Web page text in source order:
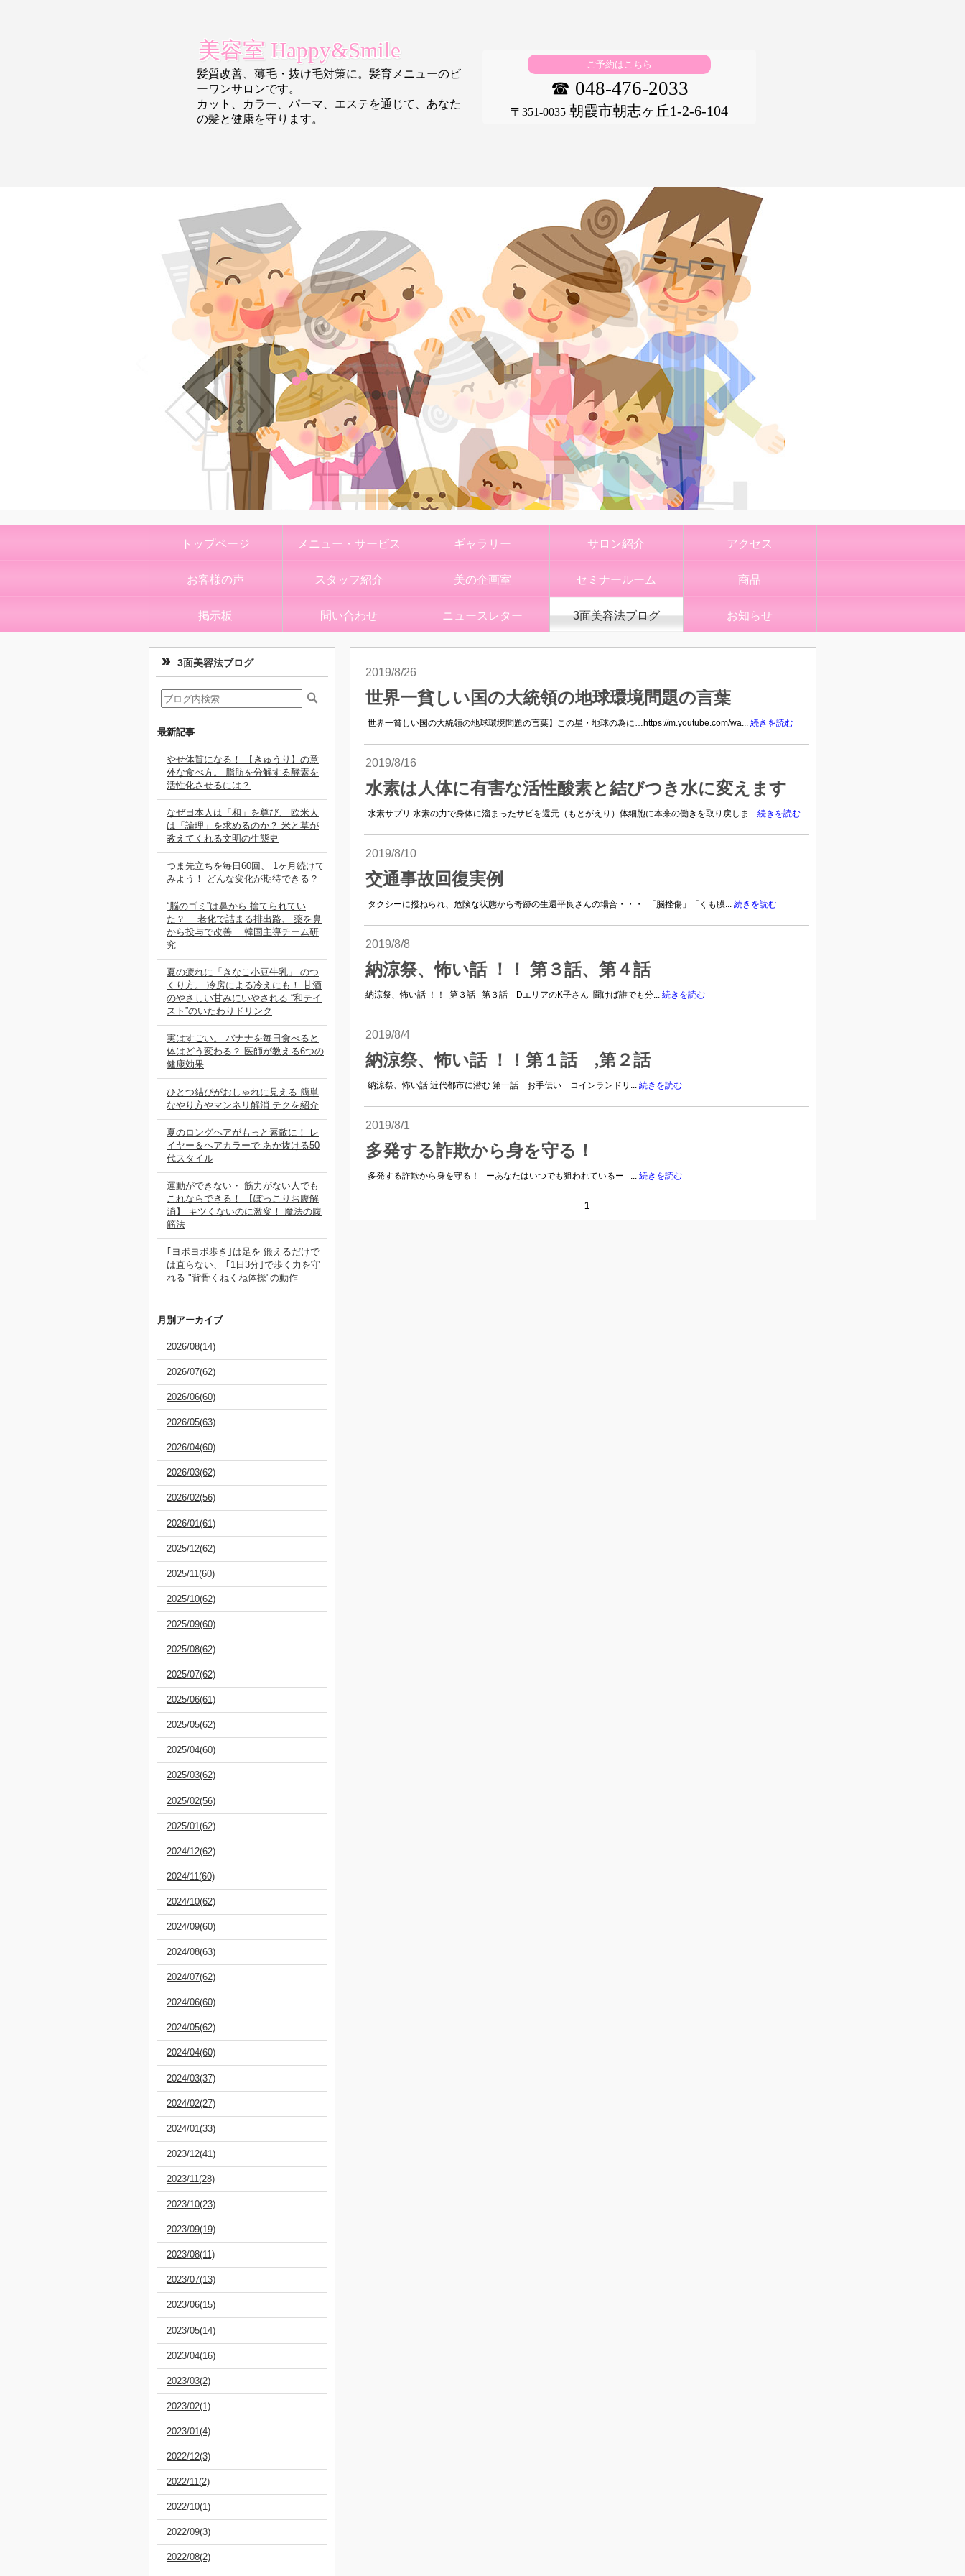
美容室 Happy&Smile
髪質改善、薄毛・抜け毛対策に。髪育メニューのビ
ーワンサロンです。
カット、カラー、パーマ、エステを通じて、あなた
の髪と健康を守ります。
ご予約はこちら
☎ 048-476-2033
〒351-0035 朝霞市朝志ヶ丘1-2-6-104
トップページ メニュー・サービス ギャラリー サロン紹介 アクセス
お客様の声 スタッフ紹介 美の企画室 セミナールーム 商品
掲示板 問い合わせ ニュースレター 3面美容法ブログ お知らせ
3面美容法ブログ
最新記事
やせ体質になる！ 【きゅうり】の意
外な食べ方。 脂肪を分解する酵素を
活性化させるには？
なぜ日本人は「和」を尊び、 欧米人
は「論理」を求めるのか？ 米と草が
教えてくれる文明の生態史
つま先立ちを毎日60回、 1ヶ月続けて
みよう！ どんな変化が期待できる？
“脳のゴミ”は鼻から 捨てられてい
た？ 老化で詰まる排出路、 薬を鼻
から投与で改善 韓国主導チーム研
究
夏の疲れに「きなこ小豆牛乳」 のつ
くり方。 冷房による冷えにも！ 甘酒
のやさしい甘みにいやされる “和テイ
スト”のいたわりドリンク
実はすごい。 バナナを毎日食べると
体はどう変わる？ 医師が教える6つの
健康効果
ひとつ結びがおしゃれに見える 簡単
なやり方やマンネリ解消 テクを紹介
夏のロングヘアがもっと素敵に！ レ
イヤー＆ヘアカラーで あか抜ける50
代スタイル
運動ができない・ 筋力がない人でも
これならできる！ 【ぽっこりお腹解
消】 キツくないのに激変！ 魔法の腹
筋法
｢ヨボヨボ歩き｣は足を 鍛えるだけで
は直らない、 ｢1日3分｣で歩く力を守
れる "背骨くねくね体操"の動作
月別アーカイブ
2026/08(14)
2026/07(62)
2026/06(60)
2026/05(63)
2026/04(60)
2026/03(62)
2026/02(56)
2026/01(61)
2025/12(62)
2025/11(60)
2025/10(62)
2025/09(60)
2025/08(62)
2025/07(62)
2025/06(61)
2025/05(62)
2025/04(60)
2025/03(62)
2025/02(56)
2025/01(62)
2024/12(62)
2024/11(60)
2024/10(62)
2024/09(60)
2024/08(63)
2024/07(62)
2024/06(60)
2024/05(62)
2024/04(60)
2024/03(37)
2024/02(27)
2024/01(33)
2023/12(41)
2023/11(28)
2023/10(23)
2023/09(19)
2023/08(11)
2023/07(13)
2023/06(15)
2023/05(14)
2023/04(16)
2023/03(2)
2023/02(1)
2023/01(4)
2022/12(3)
2022/11(2)
2022/10(1)
2022/09(3)
2022/08(2)
2019/8/26
世界一貧しい国の大統領の地球環境問題の言葉
世界一貧しい国の大統領の地球環境問題の言葉】この星・地球の為に…https://m.youtube.com/wa... 続きを読む
2019/8/16
水素は人体に有害な活性酸素と結びつき水に変えます
水素サプリ 水素の力で身体に溜まったサビを還元（もとがえり）体細胞に本来の働きを取り戻しま... 続きを読む
2019/8/10
交通事故回復実例
タクシーに撥ねられ、危険な状態から奇跡の生還平良さんの場合・・・ 「脳挫傷」「くも膜... 続きを読む
2019/8/8
納涼祭、怖い話 ！！ 第３話、第４話
納涼祭、怖い話 ！！ 第３話 第３話 DエリアのK子さん 聞けば誰でも分... 続きを読む
2019/8/4
納涼祭、怖い話 ！！第１話 ,第２話
納涼祭、怖い話 近代都市に潜む 第一話 お手伝い コインランドリ... 続きを読む
2019/8/1
多発する詐欺から身を守る！
多発する詐欺から身を守る！ ーあなたはいつでも狙われているー ... 続きを読む
1